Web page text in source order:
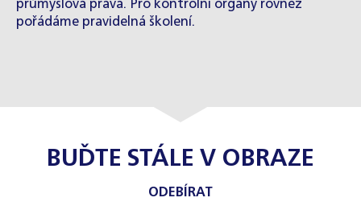
průmyslová práva. Pro kontrolní orgány rovněž
pořádáme pravidelná školení.
BUĎTE STÁLE V OBRAZE
ODEBÍRAT